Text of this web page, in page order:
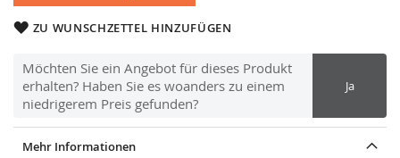
ZU WUNSCHZETTEL HINZUFÜGEN
Möchten Sie ein Angebot für dieses Produkt
erhalten? Haben Sie es woanders zu einem
niedrigerem Preis gefunden?
Ja
Mehr Informationen